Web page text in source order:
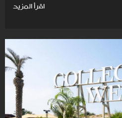
اقرأ المزيد